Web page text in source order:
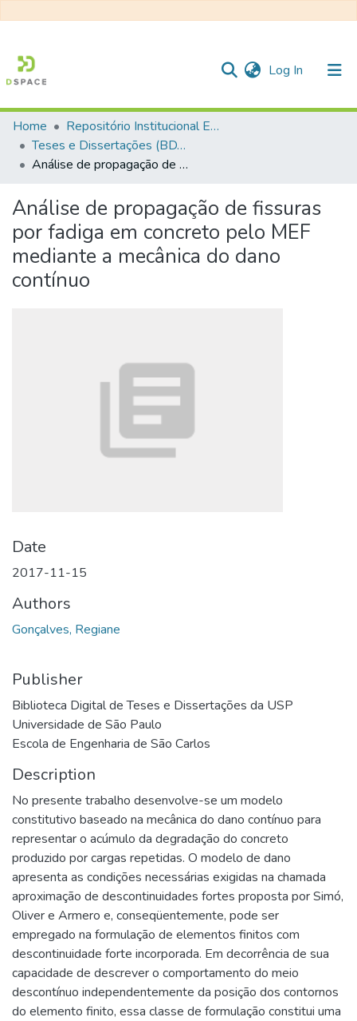
Log In (current)
Communities & Collections
All of DSpace
Statistics
Home
Repositório Institucional EESC
Teses e Dissertações (BDTD USP)
Análise de propagação de fissuras por fadiga em concreto pelo MEF mediante a mecânica do dano contínuo
Análise de propagação de fissuras
por fadiga em concreto pelo MEF
mediante a mecânica do dano
contínuo
Date
2017-11-15
Authors
Gonçalves, Regiane
Publisher
Biblioteca Digital de Teses e Dissertações da USP
Universidade de São Paulo
Escola de Engenharia de São Carlos
Description
No presente trabalho desenvolve-se um modelo
constitutivo baseado na mecânica do dano contínuo para
representar o acúmulo da degradação do concreto
produzido por cargas repetidas. O modelo de dano
apresenta as condições necessárias exigidas na chamada
aproximação de descontinuidades fortes proposta por Simó,
Oliver e Armero e, conseqüentemente, pode ser
empregado na formulação de elementos finitos com
descontinuidade forte incorporada. Em decorrência de sua
capacidade de descrever o comportamento do meio
descontínuo independentemente da posição dos contornos
do elemento finito, essa classe de formulação constitui uma